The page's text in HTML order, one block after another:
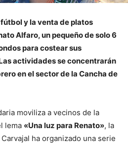
y la venta de platos
Alfaro, un pequeño de solo 6
para costear sus
actividades se concentrarán
en el sector de la Cancha de
moviliza a vecinos de la
lema «Una luz para Renato», la
ha organizado una serie